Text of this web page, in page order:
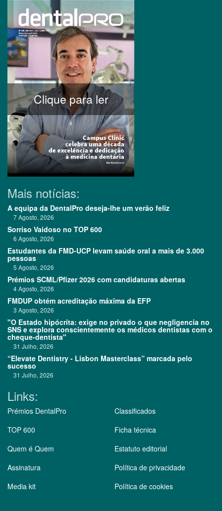
Clique para ler
Mais notícias:
A equipa da DentalPro deseja-lhe um verão feliz
7 Agosto, 2026
Sorriso Vaidoso no TOP 600
6 Agosto, 2026
Estudantes da FMD-UCP levam saúde oral a mais de 3.000
pessoas
5 Agosto, 2026
Prémios SCML/Pfizer 2026 com candidaturas abertas
4 Agosto, 2026
FMDUP obtém acreditação máxima da EFP
3 Agosto, 2026
"O Estado hipócrita: exige no privado o que negligencia no
SNS e explora conscientemente os médicos dentistas com o
cheque-dentista"
31 Julho, 2026
“Elevate Dentistry - Lisbon Masterclass” marcada pelo
sucesso
31 Julho, 2026
Links:
Prémios DentalPro
TOP 600
Quem é Quem
Assinatura
Media kit
Classificados
Ficha técnica
Estatuto editorial
Política de privacidade
Política de cookies